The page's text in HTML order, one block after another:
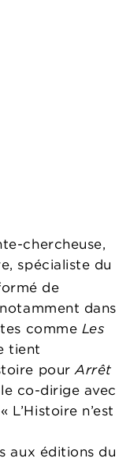
chercheuse,
spécialiste du
de
dans
comme Les
tient
pourArrêt
co-dirige avec
n’est
aux éditions du